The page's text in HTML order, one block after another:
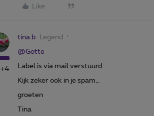
Like
+4
tina.b Legend
@Gotte
Label is via mail verstuurd.
Kijk zeker ook in je spam…
groeten
Tina